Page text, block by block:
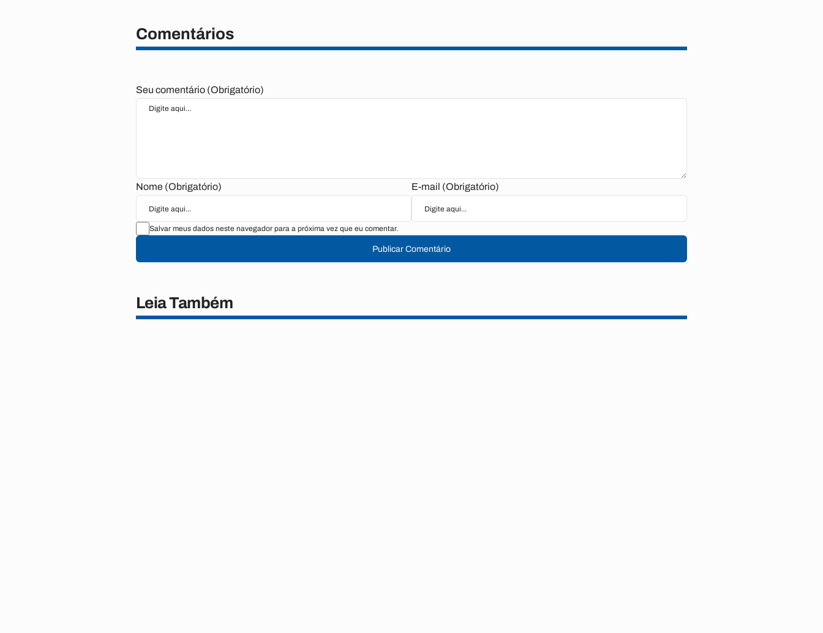
Comentários
Seu comentário (Obrigatório)
Nome (Obrigatório) E-mail (Obrigatório)
Salvar meus dados neste navegador para a próxima vez que eu comentar.
Publicar Comentário
Leia Também